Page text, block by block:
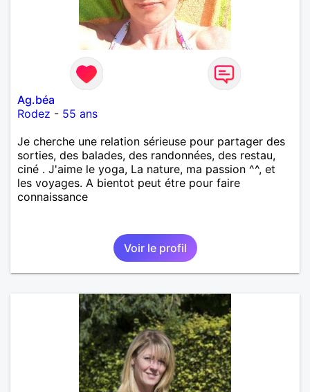
Ag.béa
Rodez - 55 ans
Je cherche une relation sérieuse pour partager des
sorties, des balades, des randonnées, des restau,
ciné . J'aime le yoga, La nature, ma passion ^^, et
les voyages. A bientot peut étre pour faire
connaissance
Voir le profil